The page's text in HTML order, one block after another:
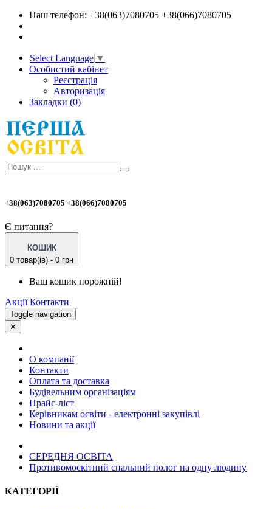
Наш телефон: +38(063)7080705 +38(066)7080705
Select Language ▼
Особистий кабінет
Реєстрація
Авторизація
Закладки (0)
+38(063)7080705 +38(066)7080705
Є питання?
КОШИК
0 товар(ів) - 0 грн
Ваш кошик порожній!
Акції Контакти
Toggle navigation
✕
О компанії
Контакти
Оплата та доставка
Будівельним організаціям
Прайс-ліст
Керівникам освіти - електронні закупівлі
Новини та акції
СЕРЕДНЯ ОСВIТА
Противомоскітний спальний полог на одну людину
КАТЕГОРІЇ